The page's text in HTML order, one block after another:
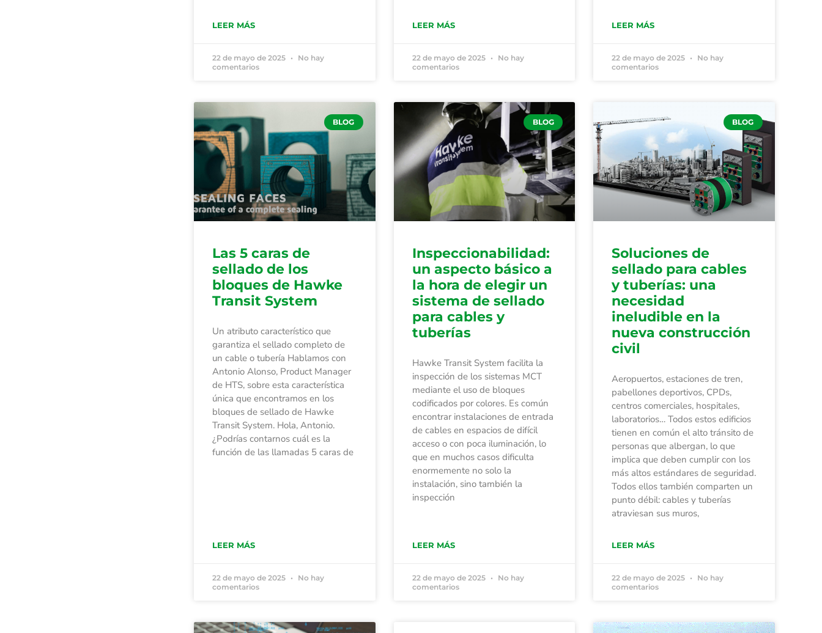
LEER MÁS
22 de mayo de 2025
No hay
comentarios
LEER MÁS
22 de mayo de 2025
No hay
comentarios
LEER MÁS
22 de mayo de 2025
No hay
comentarios
BLOG
Las 5 caras de
sellado de los
bloques de Hawke
Transit System
Un atributo característico que
garantiza el sellado completo de
un cable o tubería Hablamos con
Antonio Alonso, Product Manager
de HTS, sobre esta característica
única que encontramos en los
bloques de sellado de Hawke
Transit System. Hola, Antonio.
¿Podrías contarnos cuál es la
función de las llamadas 5 caras de
LEER MÁS
22 de mayo de 2025
No hay
comentarios
BLOG
Inspeccionabilidad:
un aspecto básico a
la hora de elegir un
sistema de sellado
para cables y
tuberías
Hawke Transit System facilita la
inspección de los sistemas MCT
mediante el uso de bloques
codificados por colores. Es común
encontrar instalaciones de entrada
de cables en espacios de difícil
acceso o con poca iluminación, lo
que en muchos casos dificulta
enormemente no solo la
instalación, sino también la
inspección
LEER MÁS
22 de mayo de 2025
No hay
comentarios
BLOG
Soluciones de
sellado para cables
y tuberías: una
necesidad
ineludible en la
nueva construcción
civil
Aeropuertos, estaciones de tren,
pabellones deportivos, CPDs,
centros comerciales, hospitales,
laboratorios… Todos estos edificios
tienen en común el alto tránsito de
personas que albergan, lo que
implica que deben cumplir con los
más altos estándares de seguridad.
Todos ellos también comparten un
punto débil: cables y tuberías
atraviesan sus muros,
LEER MÁS
22 de mayo de 2025
No hay
comentarios